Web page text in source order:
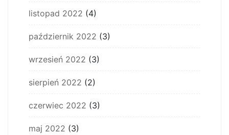
listopad 2022 (4)
październik 2022 (3)
wrzesień 2022 (3)
sierpień 2022 (2)
czerwiec 2022 (3)
maj 2022 (3)